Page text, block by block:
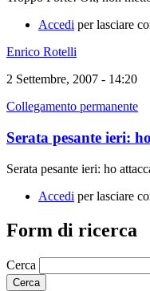
Accedi per lasciare
Enrico Rotelli
2 Settembre, 2007 - 14:20
Collegamento permanente
Serata pesante ieri: ho
Serata pesante ieri: ho
Accedi per lasciare
Form di ricerca
Cerca